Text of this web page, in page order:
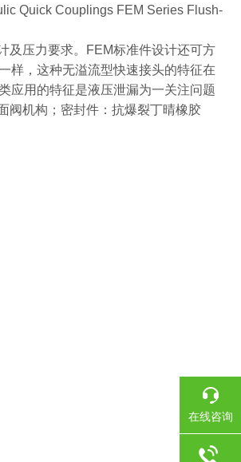
Quick Couplings FEM Series Flush-
及压力要求。FEM标准件设计还可方
样，这种无溢流型快速接头的特征在
应用的特征是液压泄漏为一关注问题
阀机构；密封件：抗爆裂丁晴橡胶
在线咨询